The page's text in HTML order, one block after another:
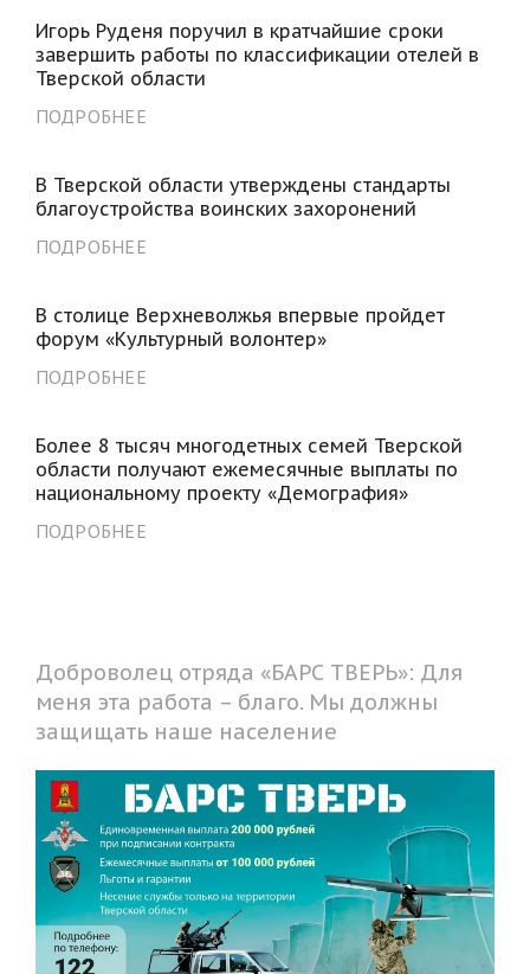
Игорь Руденя поручил в кратчайшие сроки
завершить работы по классификации отелей в
Тверской области
ПОДРОБНЕЕ
В Тверской области утверждены стандарты
благоустройства воинских захоронений
ПОДРОБНЕЕ
В столице Верхневолжья впервые пройдет
форум «Культурный волонтер»
ПОДРОБНЕЕ
Более 8 тысяч многодетных семей Тверской
области получают ежемесячные выплаты по
национальному проекту «Демография»
ПОДРОБНЕЕ
Доброволец отряда «БАРС ТВЕРЬ»: Для
меня эта работа – благо. Мы должны
защищать наше население